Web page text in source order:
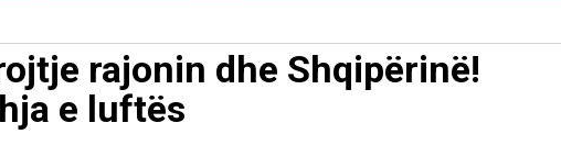
rajonin dhe Shqipërinë!
e luftës